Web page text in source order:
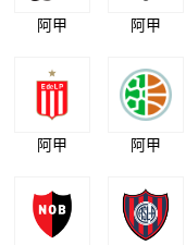
阿甲 阿甲
阿甲 阿甲